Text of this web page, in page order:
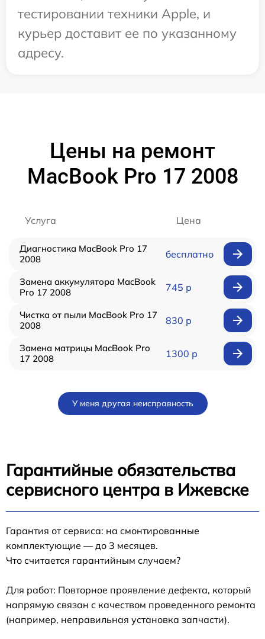
тестировании техники Apple, и
курьер доставит ее по указанному
адресу.
Цены на ремонт
MacBook Pro 17 2008
Услуга Цена
Диагностика MacBook Pro 17
2008
бесплатно
Замена аккумулятора MacBook
Pro 17 2008
745 р
Чистка от пыли MacBook Pro 17
2008
830 р
Замена матрицы MacBook Pro
17 2008
1300 р
У меня другая неисправность
Гарантийные обязательства
сервисного центра в Ижевске
Гарантия от сервиса: на смонтированные
комплектующие — до 3 месяцев.
Что считается гарантийным случаем?
Для работ: Повторное проявление дефекта, который
напрямую связан с качеством проведенного ремонта
(например, неправильная установка запчасти).